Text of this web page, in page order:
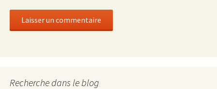
Recherche dans le blog